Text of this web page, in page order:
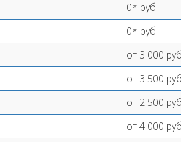
0* руб.
0* руб.
от 3 000
от 3 500
от 2 500
от 4 000